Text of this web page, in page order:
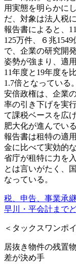
用実態を明らかに
だ、対象は法人税
報告書によると、
125万件、６兆
で、企業の研究開
姿勢が強まり、適
11年度と19年度を
1.7倍となっている。
安倍政権は、企業
率の引き下げを実
て課税ベースを広
肥大化が進んでい
報告書は租特の適
金に比べて実効的
省庁が租特に力を
とは言いがたく、
なっている。
税、申告、事業承
早川・平会計まで
＜タックスワンポ
居抜き物件の残
差が決め手